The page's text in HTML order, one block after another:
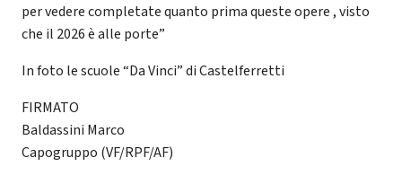
per vedere completate quanto prima queste opere , visto
che il 2026 è alle porte”
In foto le scuole “Da Vinci” di Castelferretti
FIRMATO
Baldassini Marco
Capogruppo (VF/RPF/AF)